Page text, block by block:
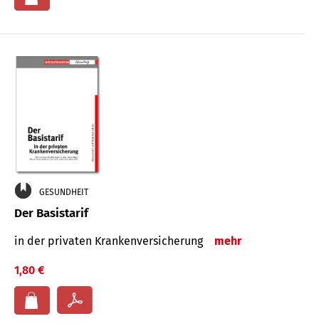
GESUNDHEIT
Der Basistarif
in der privaten Kran­ken­ver­siche­rung mehr
1,80 €